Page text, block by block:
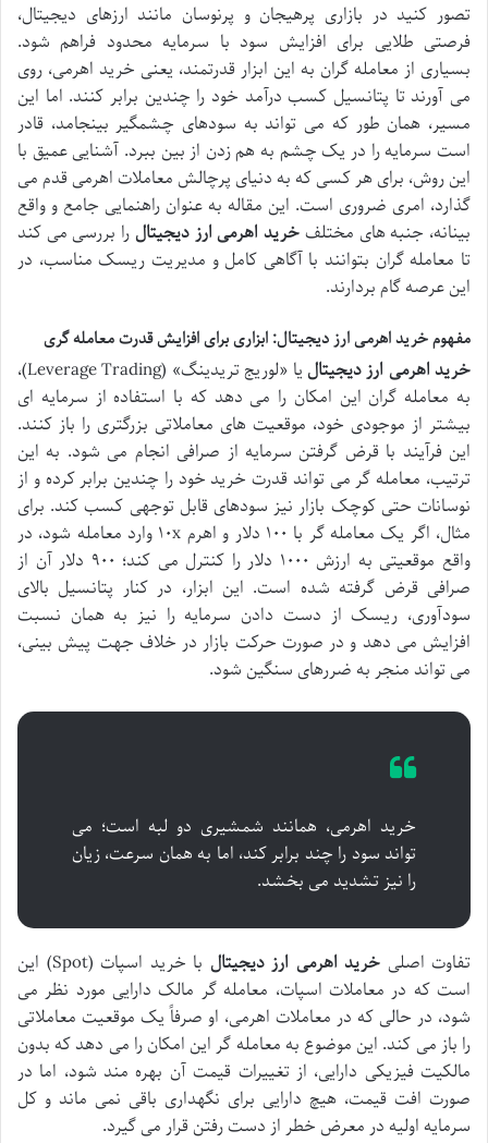
تصور کنید در بازاری پرهیجان و پرنوسان مانند ارزهای دیجیتال،
فرصتی طلایی برای افزایش سود با سرمایه محدود فراهم شود.
بسیاری از معامله گران به این ابزار قدرتمند، یعنی خرید اهرمی، روی
می آورند تا پتانسیل کسب درآمد خود را چندین برابر کنند. اما این
مسیر، همان طور که می تواند به سودهای چشمگیر بینجامد، قادر
است سرمایه را در یک چشم به هم زدن از بین ببرد. آشنایی عمیق با
این روش، برای هر کسی که به دنیای پرچالش معاملات اهرمی قدم می
گذارد، امری ضروری است. این مقاله به عنوان راهنمایی جامع و واقع
بینانه، جنبه های مختلفخرید اهرمی ارز دیجیتال را بررسی می کند
تا معامله گران بتوانند با آگاهی کامل و مدیریت ریسک مناسب، در
این عرصه گام بردارند.
مفهوم خرید اهرمی ارز دیجیتال: ابزاری برای افزایش قدرت معامله گری
خرید اهرمی ارز دیجیتال
یا «لوریج تریدینگ» (Leverage Trading)،
به معامله گران این امکان را می دهد که با استفاده از سرمایه ای
بیشتر از موجودی خود، موقعیت های معاملاتی بزرگتری را باز کنند.
این فرآیند با قرض گرفتن سرمایه از صرافی انجام می شود. به این
ترتیب، معامله گر می تواند قدرت خرید خود را چندین برابر کرده و از
نوسانات حتی کوچک بازار نیز سودهای قابل توجهی کسب کند. برای
مثال، اگر یک معامله گر با ۱۰۰ دلار و اهرم ۱۰x وارد معامله شود، در
واقع موقعیتی به ارزش ۱۰۰۰ دلار را کنترل می کند؛ ۹۰۰ دلار آن از
صرافی قرض گرفته شده است. این ابزار، در کنار پتانسیل بالای
سودآوری، ریسک از دست دادن سرمایه را نیز به همان نسبت
افزایش می دهد و در صورت حرکت بازار در خلاف جهت پیش بینی،
می تواند منجر به ضررهای سنگین شود.
خرید اهرمی، همانند شمشیری دو لبه است؛ می
تواند سود را چند برابر کند، اما به همان سرعت، زیان
را نیز تشدید می بخشد.
تفاوت اصلی خرید اهرمی ارز دیجیتال
با خرید اسپات (Spot) این
است که در معاملات اسپات، معامله گر مالک دارایی مورد نظر می
شود، در حالی که در معاملات اهرمی، او صرفاً یک موقعیت معاملاتی
را باز می کند. این موضوع به معامله گر این امکان را می دهد که بدون
مالکیت فیزیکی دارایی، از تغییرات قیمت آن بهره مند شود، اما در
صورت افت قیمت، هیچ دارایی برای نگهداری باقی نمی ماند و کل
سرمایه اولیه در معرض خطر از دست رفتن قرار می گیرد.